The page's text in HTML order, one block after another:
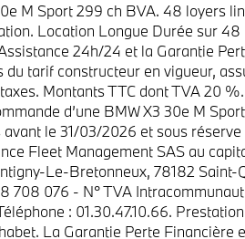
M Sport 299 ch BVA. 48 loyers
Location Longue Durée sur
24h/24 et la Garantie
du tarif constructeur en vigueur,
Montants TTC dont TVA 20
d’une BMW X3 30e M
le 31/03/2026 et sous
Fleet Management SAS au
Le-Bretonneux, 78182 Saint-
708 076 - N° TVA
: 01.30.47.10.66.
La Garantie Perte Financière